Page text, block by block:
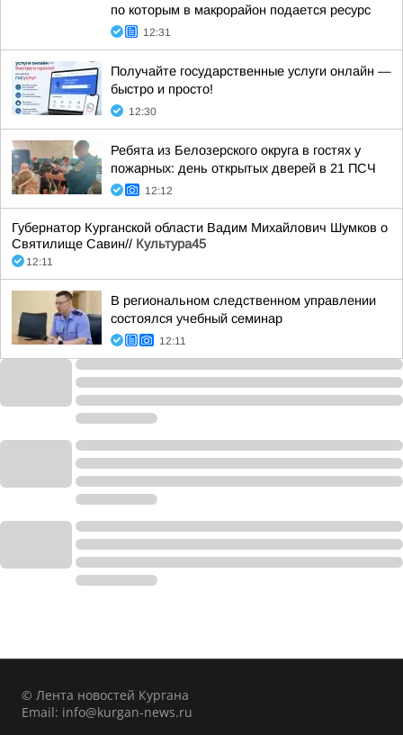
по которым в макрорайон подается ресурс
12:31
Получайте государственные услуги онлайн —
быстро и просто!
12:30
Ребята из Белозерского округа в гостях у
пожарных: день открытых дверей в 21 ПСЧ
12:12
Губернатор Курганской области Вадим Михайлович Шумков о
Святилище Савин// Культура45
12:11
В региональном следственном управлении
состоялся учебный семинар
12:11
© Лента новостей Кургана
Email: info@kurgan-news.ru